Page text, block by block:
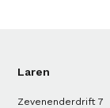
Laren
Zevenenderdrift 7